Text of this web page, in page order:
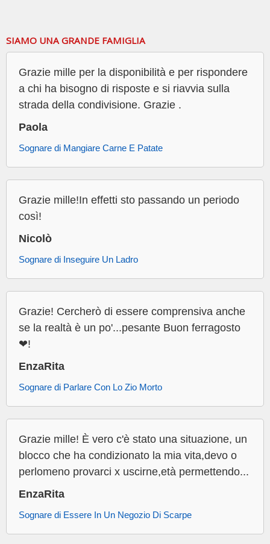
SIAMO UNA GRANDE FAMIGLIA
Grazie mille per la disponibilità e per rispondere
a chi ha bisogno di risposte e si riavvia sulla
strada della condivisione. Grazie .
Paola
Sognare di Mangiare Carne E Patate
Grazie mille!In effetti sto passando un periodo
così!
Nicolò
Sognare di Inseguire Un Ladro
Grazie! Cercherò di essere comprensiva anche
se la realtà è un po'...pesante Buon ferragosto
❤!
EnzaRita
Sognare di Parlare Con Lo Zio Morto
Grazie mille! È vero c'è stato una situazione, un
blocco che ha condizionato la mia vita,devo o
perlomeno provarci x uscirne,età permettendo...
EnzaRita
Sognare di Essere In Un Negozio Di Scarpe